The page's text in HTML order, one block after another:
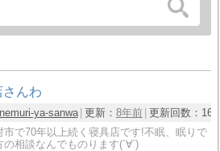
んわ
nemuri-ya-sanwa 更新： 8年前 更新回数：
市で70年以上続く寝具店です!不眠、眠りで
の相談なんでものります(´∀`)